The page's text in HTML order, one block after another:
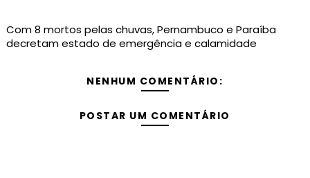
Com 8 mortos pelas chuvas, Pernambuco e Paraíba
decretam estado de emergência e calamidade
NENHUM COMENTÁRIO:
POSTAR UM COMENTÁRIO